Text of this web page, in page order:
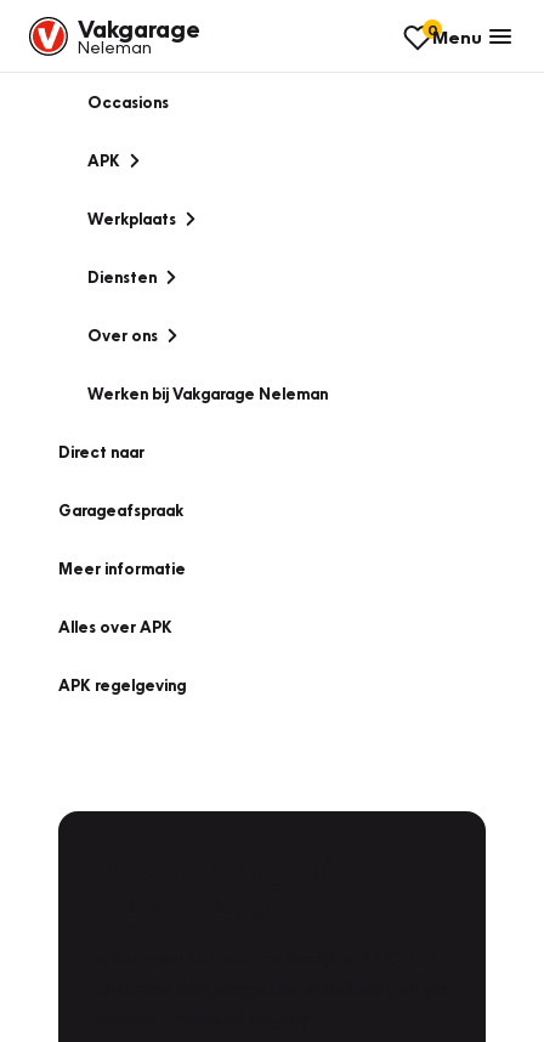
Vakgarage
Neleman
0Menu
Occasions
APK
Werkplaats
Diensten
Over ons
Werken bij Vakgarage Neleman
Direct naar
Garageafspraak
Meer informatie
Alles over APK
APK regelgeving